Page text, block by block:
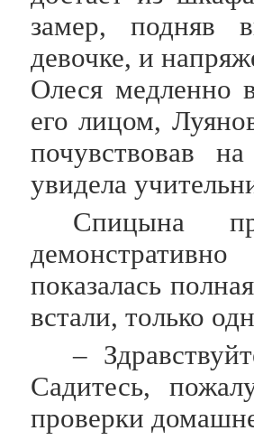
замер, подняв
девочке, и
Олеся медленно
его лицом,
почувствовав
увидела
Спицына
показалась
встали, только
–
Садитесь,
проверки